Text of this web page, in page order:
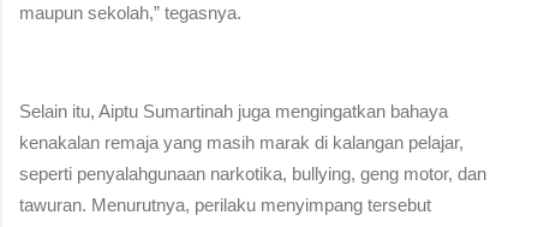
maupun sekolah,” tegasnya.
Selain itu, Aiptu Sumartinah juga mengingatkan bahaya
kenakalan remaja yang masih marak di kalangan pelajar,
seperti penyalahgunaan narkotika, bullying, geng motor, dan
tawuran. Menurutnya, perilaku menyimpang tersebut